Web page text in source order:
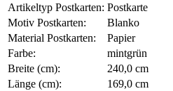
Artikeltyp Postkarten: Postkarte
Motiv Postkarten:
Blanko
Material Postkarten:
Papier
Farbe:
mintgrün
Breite (cm):
240,0 cm
Länge (cm):
169,0 cm